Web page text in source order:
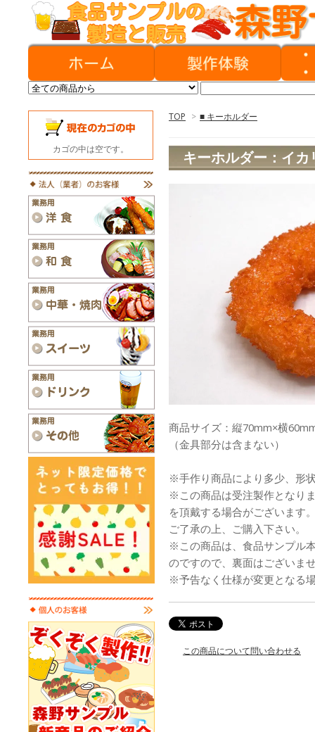
TOP > ■ キーホルダー
キーホルダー：イ
商品サイズ：縦70mm×横
（金具部分は含まない）
※手作り商品により多少、形
※この商品は受注製作となり
を頂戴する場合がございます
ご了承の上、ご購入下さい。
※この商品は、食品サンプル
のですので、裏面はございま
※予告なく仕様が変更となる
この商品について問い合わせる
カゴの中は空です。